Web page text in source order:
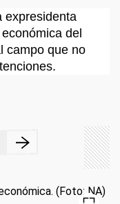
expresidenta
del
campo que no